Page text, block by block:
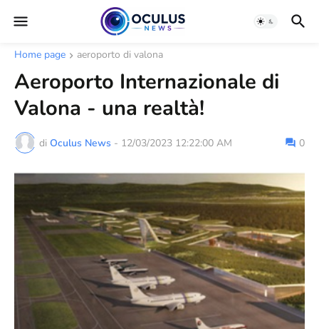
Home page aeroporto di valona
Aeroporto Internazionale di
Valona - una realtà!
di Oculus News - 12/03/2023 12:22:00 AM 0